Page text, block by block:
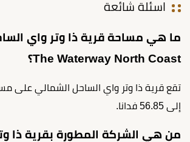
اسئلة شائعة
ما هي مساحة قرية ذا وتر واي
The Waterway North Coast؟
تقع قرية ذا وتر واي الساحل الشمالي على
إلى 56.85 فدانا.
من هي الشركة المطورة بقرية ذا